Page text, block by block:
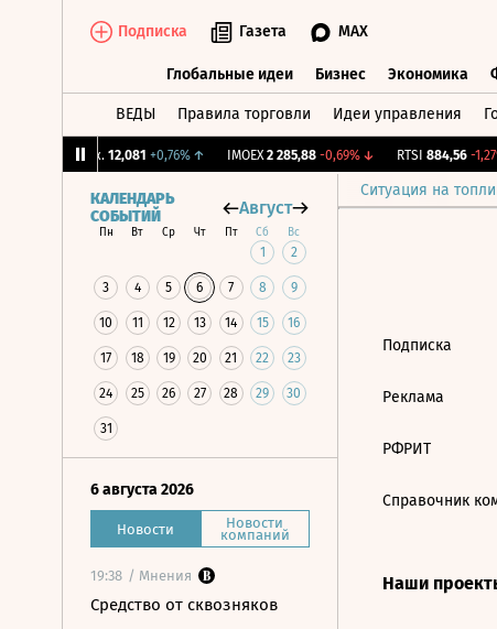
Подписка Газета MAX
Глобальные идеи Бизнес Экономика
ВЕДЫ Правила торговли Идеи управления
12,081 +0,76%↑ IMOEX 2 285,88 -0,69%↓ RTSI 884,56 -1,27%
Ситуация на
КАЛЕНДАРЬ
СОБЫТИЙ
Август
Пн Вт Ср Чт Пт Сб Вс
1 2
3 4 5 6 7 8 9
10 11 12 13 14 15 16
17 18 19 20 21 22 23
24 25 26 27 28 29 30
31
6 августа 2026
Новости Новости
компаний
19:38 / Мнения
Средство от сквозняков
Подписка
Реклама
РФРИТ
Справочник
Наши